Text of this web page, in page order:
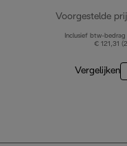
Voorgestelde
Inclusief btw-bedrag
€ 121,31
Vergelijken